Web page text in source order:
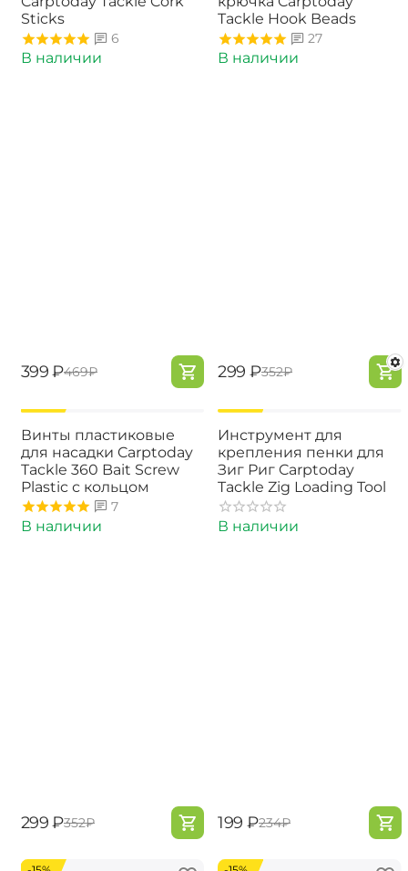
Sticks
6
В наличии
‍399‍ ₽‍469‍₽
Tackle Hook Beads
27
В наличии
‍299‍ ₽‍352‍₽
Винты пластиковые
для насадки Carptoday
Tackle 360 Bait Screw
Plastic с кольцом
7
В наличии
‍299‍ ₽‍352‍₽
Инструмент для
крепления пенки для
Зиг Риг Carptoday
Tackle Zig Loading Tool
В наличии
‍199‍ ₽‍234‍₽